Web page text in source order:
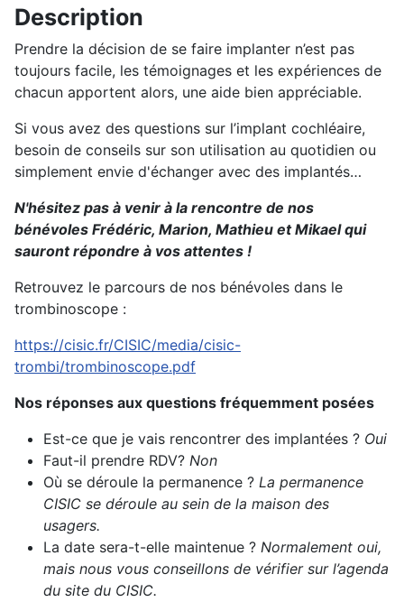
Description
Prendre la décision de se faire implanter n’est pas
toujours facile, les témoignages et les expériences de
chacun apportent alors, une aide bien appréciable.
Si vous avez des questions sur l’implant cochléaire,
besoin de conseils sur son utilisation au quotidien ou
simplement envie d'échanger avec des implantés…
N'hésitez pas à venir à la rencontre de nos
bénévoles Frédéric, Marion, Mathieu et Mikael qui
sauront répondre à vos attentes !
Retrouvez le parcours de nos bénévoles dans le
trombinoscope :
https://cisic.fr/CISIC/media/cisic-
trombi/trombinoscope.pdf
Nos réponses aux questions fréquemment posées
Est-ce que je vais rencontrer des implantées ? Oui
Faut-il prendre RDV? Non
Où se déroule la permanence ? La permanence
CISIC se déroule au sein de la maison des
usagers.
La date sera-t-elle maintenue ? Normalement oui,
mais nous vous conseillons de vérifier sur l’agenda
du site du CISIC.